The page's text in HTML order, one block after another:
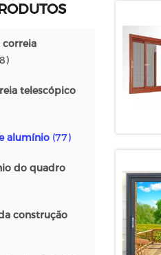
correia
telescópico
alumínio (77)
do quadro
construção